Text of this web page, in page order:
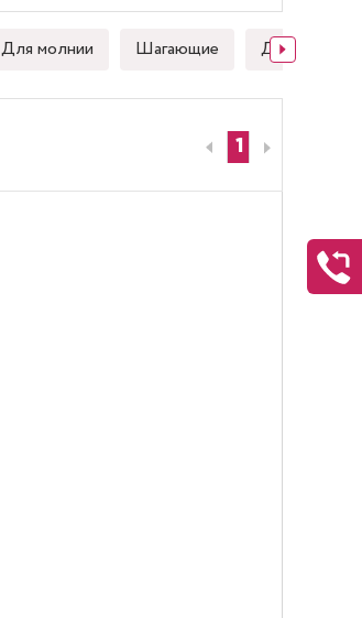
Для молнии Шагающие Для стежки
1